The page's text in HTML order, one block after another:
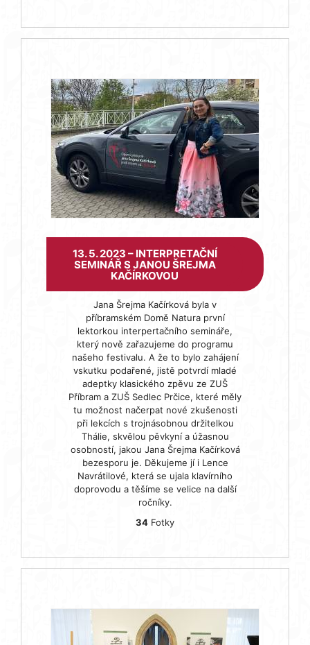
13. 5. 2023 – INTERPRETAČNÍ
SEMINÁŘ S JANOU ŠREJMA
KAČÍRKOVOU
Jana Šrejma Kačírková byla v
příbramském Domě Natura první
lektorkou interpertačního semináře,
který nově zařazujeme do programu
našeho festivalu. A že to bylo zahájení
vskutku podařené, jistě potvrdí mladé
adeptky klasického zpěvu ze ZUŠ
Příbram a ZUŠ Sedlec Prčice, které měly
tu možnost načerpat nové zkušenosti
při lekcích s trojnásobnou držitelkou
Thálie, skvělou pěvkyní a úžasnou
osobností, jakou Jana Šrejma Kačírková
bezesporu je. Děkujeme jí i Lence
Navrátilové, která se ujala klavírního
doprovodu a těšíme se velice na další
ročníky.
34 Fotky